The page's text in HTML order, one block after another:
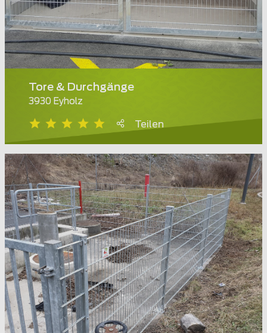
Tore & Durchgänge
3930 Eyholz
Teilen